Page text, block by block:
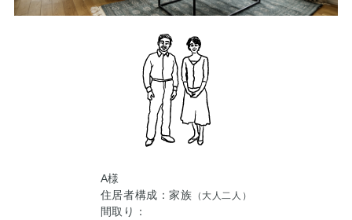
A様
住居者構成：家族 （大人二人）
間取り：